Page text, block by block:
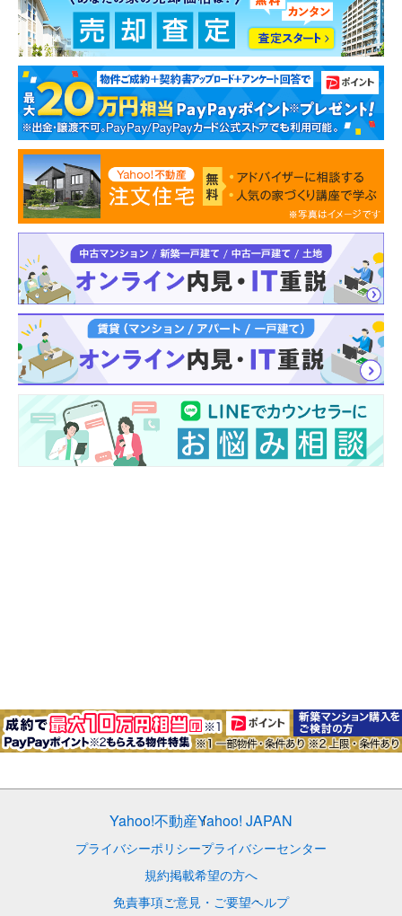
Yahoo!不動産Yahoo! JAPAN
プライバシーポリシープライバシーセンター
規約掲載希望の方へ
免責事項ご意見・ご要望ヘルプ